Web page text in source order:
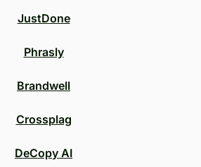
JustDone
Phrasly
Brandwell
Crossplag
DeCopy AI